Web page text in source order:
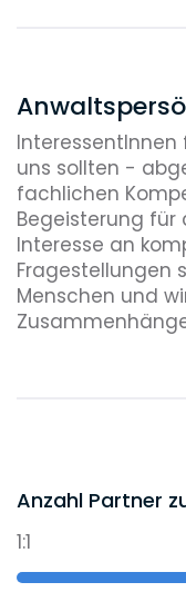
Mandatsarbeit
im Bereich
Finance an. Von
laufende
haben auch
InteressentInnen
uns sollten -
fachlichen
Begeisterung für
Interesse an
Fragestellungen
Menschen und
Anzahl Partner
1:1